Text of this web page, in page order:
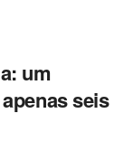
um
seis